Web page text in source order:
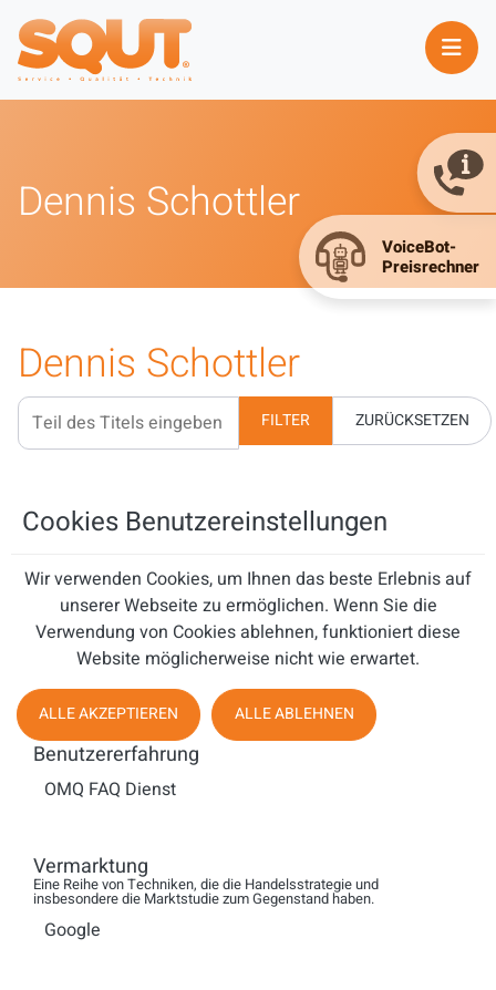
Dennis Schottler
Dennis Schottler
Teil des Titels eingeben FILTER ZURÜCKSETZEN
Anzeige #
QUESTION - SQUT
Dialog-Dienstleister-
Challenge
Die SQUT Dialog-
Dienstleister-Challenge
Interview mit Dennis
Aus...
SQUT: Cold Calling ist
Cookies Benutzereinstellungen
Wir verwenden Cookies, um Ihnen das beste Erlebnis auf
unserer Webseite zu ermöglichen. Wenn Sie die
Verwendung von Cookies ablehnen, funktioniert diese
Website möglicherweise nicht wie erwartet.
ALLE AKZEPTIEREN ALLE ABLEHNEN
Benutzererfahrung
OMQ FAQ Dienst
Vermarktung
Eine Reihe von Techniken, die die Handelsstrategie und
insbesondere die Marktstudie zum Gegenstand haben.
Google